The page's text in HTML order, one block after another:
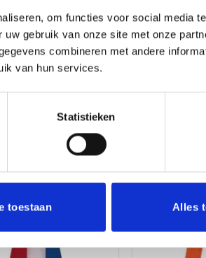
om functies voor social media
gebruik van onze site met onze
combineren met andere
van hun services.
Statistieken
toestaan Alles
Sjerp met ster
-€28.25Prijsklasse:
tot
incl. BTW
Opties selecteren
Dit
heeft
meerdere
variaties.
Deze
kan
worden
op
€18.80 -€
Toevoegen
aan